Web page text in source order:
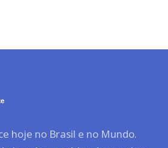
hoje no Brasil e no Mundo.